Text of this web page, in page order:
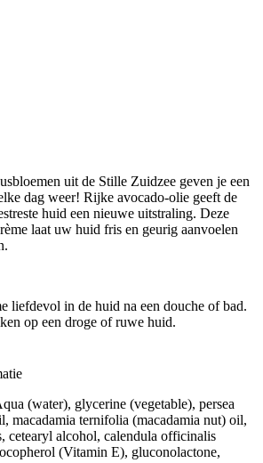
uit de Stille Zuidzee geven je een
dag weer! Rijke avocado-olie geeft de
huid een nieuwe uitstraling. Deze
laat uw huid fris en geurig aanvoelen
liefdevol in de huid na een douche of bad.
op een droge of ruwe huid.
(water), glycerine (vegetable), persea
macadamia ternifolia (macadamia nut) oil,
cetearyl alcohol, calendula officinalis
(Vitamin E), gluconolactone,